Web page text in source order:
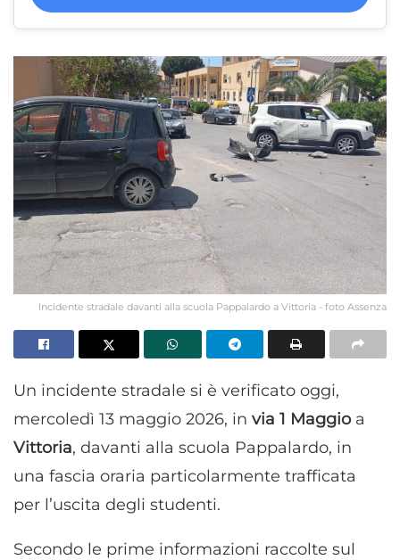
Incidente stradale davanti alla scuola Pappalardo a Vittoria - foto Assenza
Un incidente stradale si è verificato oggi,
mercoledì 13 maggio 2026, in via 1 Maggioa
Vittoria, davanti alla scuola Pappalardo, in
una fascia oraria particolarmente trafficata
per l’uscita degli studenti.
Secondo le prime informazioni raccolte sul